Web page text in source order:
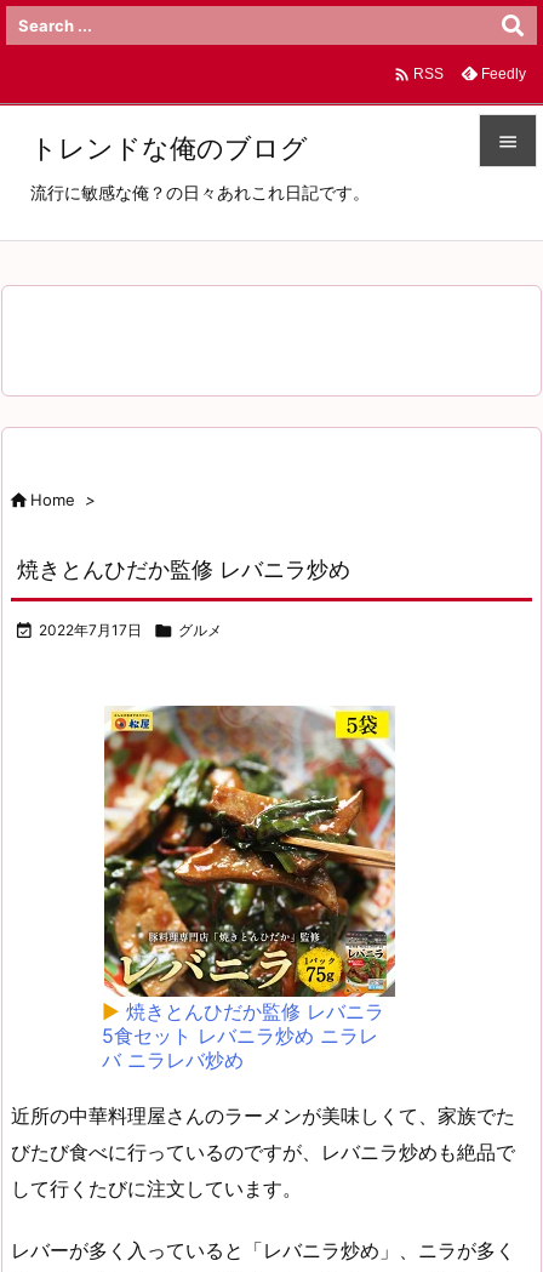

 RSS Feedly
トレンドな俺のブログ
流行に敏感な俺？の日々あれこれ日記です。
Home >
焼きとんひだか監修 レバニラ炒め
 2022年7月17日  グルメ
▶ 焼きとんひだか監修 レバニラ
5食セット レバニラ炒め ニラレ
バ ニラレバ炒め
近所の中華料理屋さんのラーメンが美味しくて、家族でた
びたび食べに行っているのですが、レバニラ炒めも絶品で
して行くたびに注文しています。
レバーが多く入っていると「レバニラ炒め」、ニラが多く